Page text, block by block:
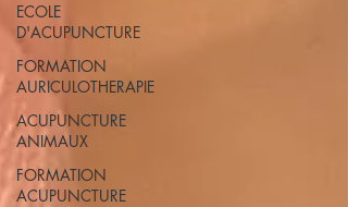
ECOLE
D'ACUPUNCTURE
FORMATION
AURICULOTHERAPIE
ACUPUNCTURE
ANIMAUX
FORMATION
ACUPUNCTURE